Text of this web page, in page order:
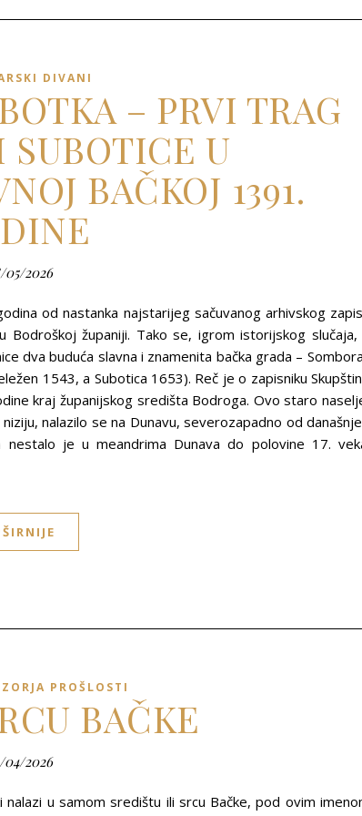
DIVANI
– PRVI TRAG
SUBOTICE U
BAČKOJ 1391.
05/2026
od nastanka najstarijeg sačuvanog arhivskog
Bodroškoj županiji. Tako se, igrom istorijskog slučaja,
dva buduća slavna i znamenita bačka grada –
1543, a Subotica 1653). Reč je o zapisniku
kraj županijskog središta Bodroga. Ovo staro
nalazilo se na Dunavu, severozapadno od
je u meandrima Dunava do polovine 17.
PROŠLOSTI
BAČKE
04/2026
u samom središtu ili srcu Bačke, pod ovim